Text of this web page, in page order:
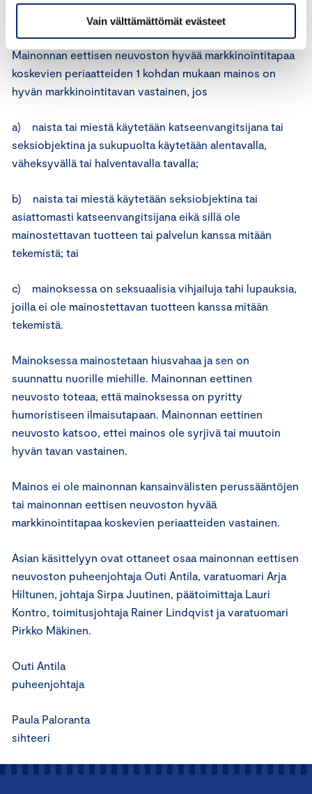
Vain välttämättömät evästeet
Mainonnan eettisen neuvoston hyvää markkinointitapaa
koskevien periaatteiden 1 kohdan mukaan mainos on
hyvän markkinointitavan vastainen, jos
a) naista tai miestä käytetään katseenvangitsijana tai
seksiobjektina ja sukupuolta käytetään alentavalla,
väheksyvällä tai halventavalla tavalla;
b) naista tai miestä käytetään seksiobjektina tai
asiattomasti katseenvangitsijana eikä sillä ole
mainostettavan tuotteen tai palvelun kanssa mitään
tekemistä; tai
c) mainoksessa on seksuaalisia vihjailuja tahi lupauksia,
joilla ei ole mainostettavan tuotteen kanssa mitään
tekemistä.
Mainoksessa mainostetaan hiusvahaa ja sen on
suunnattu nuorille miehille. Mainonnan eettinen
neuvosto toteaa, että mainoksessa on pyritty
humoristiseen ilmaisutapaan. Mainonnan eettinen
neuvosto katsoo, ettei mainos ole syrjivä tai muutoin
hyvän tavan vastainen.
Mainos ei ole mainonnan kansainvälisten perussääntöjen
tai mainonnan eettisen neuvoston hyvää
markkinointitapaa koskevien periaatteiden vastainen.
Asian käsittelyyn ovat ottaneet osaa mainonnan eettisen
neuvoston puheenjohtaja Outi Antila, varatuomari Arja
Hiltunen, johtaja Sirpa Juutinen, päätoimittaja Lauri
Kontro, toimitusjohtaja Rainer Lindqvist ja varatuomari
Pirkko Mäkinen.
Outi Antila
puheenjohtaja
Paula Paloranta
sihteeri